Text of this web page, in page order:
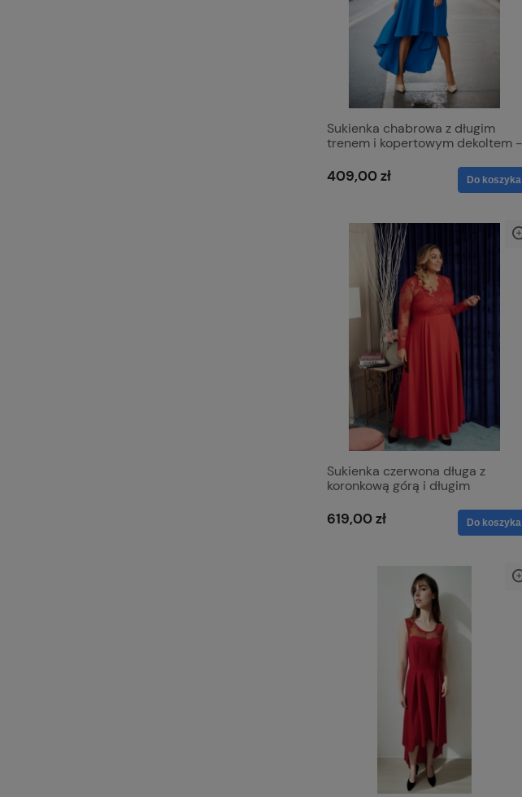
Sukienka chabrowa z długim
trenem i kopertowym dekoltem -
409,00 zł Do koszyka
Sukienka czerwona długa z
koronkową górą i długim
619,00 zł Do koszyka